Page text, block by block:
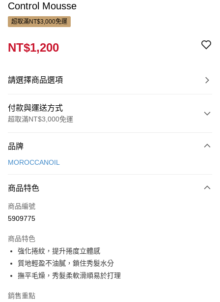
Control Mousse
超取滿NT$3,000免運
NT$1,200
請選擇商品選項
付款與運送方式
超取滿NT$3,000免運
信用卡一次付款
Apple Pay
街口支付
Google Pay
AFTEE先享後付
相關說明
AFTEE先享後付是「在收到商品之後才付款」的支付方式。 讓您購物簡單
運送方式
品牌
MOROCCANOIL
商品特色
商品編號
5909775
商品特色
強化捲紋，提升捲度立體感
質地輕盈不油膩，鎖住秀髮水分
撫平毛燥，秀髮柔軟滑順易於打理
銷售重點